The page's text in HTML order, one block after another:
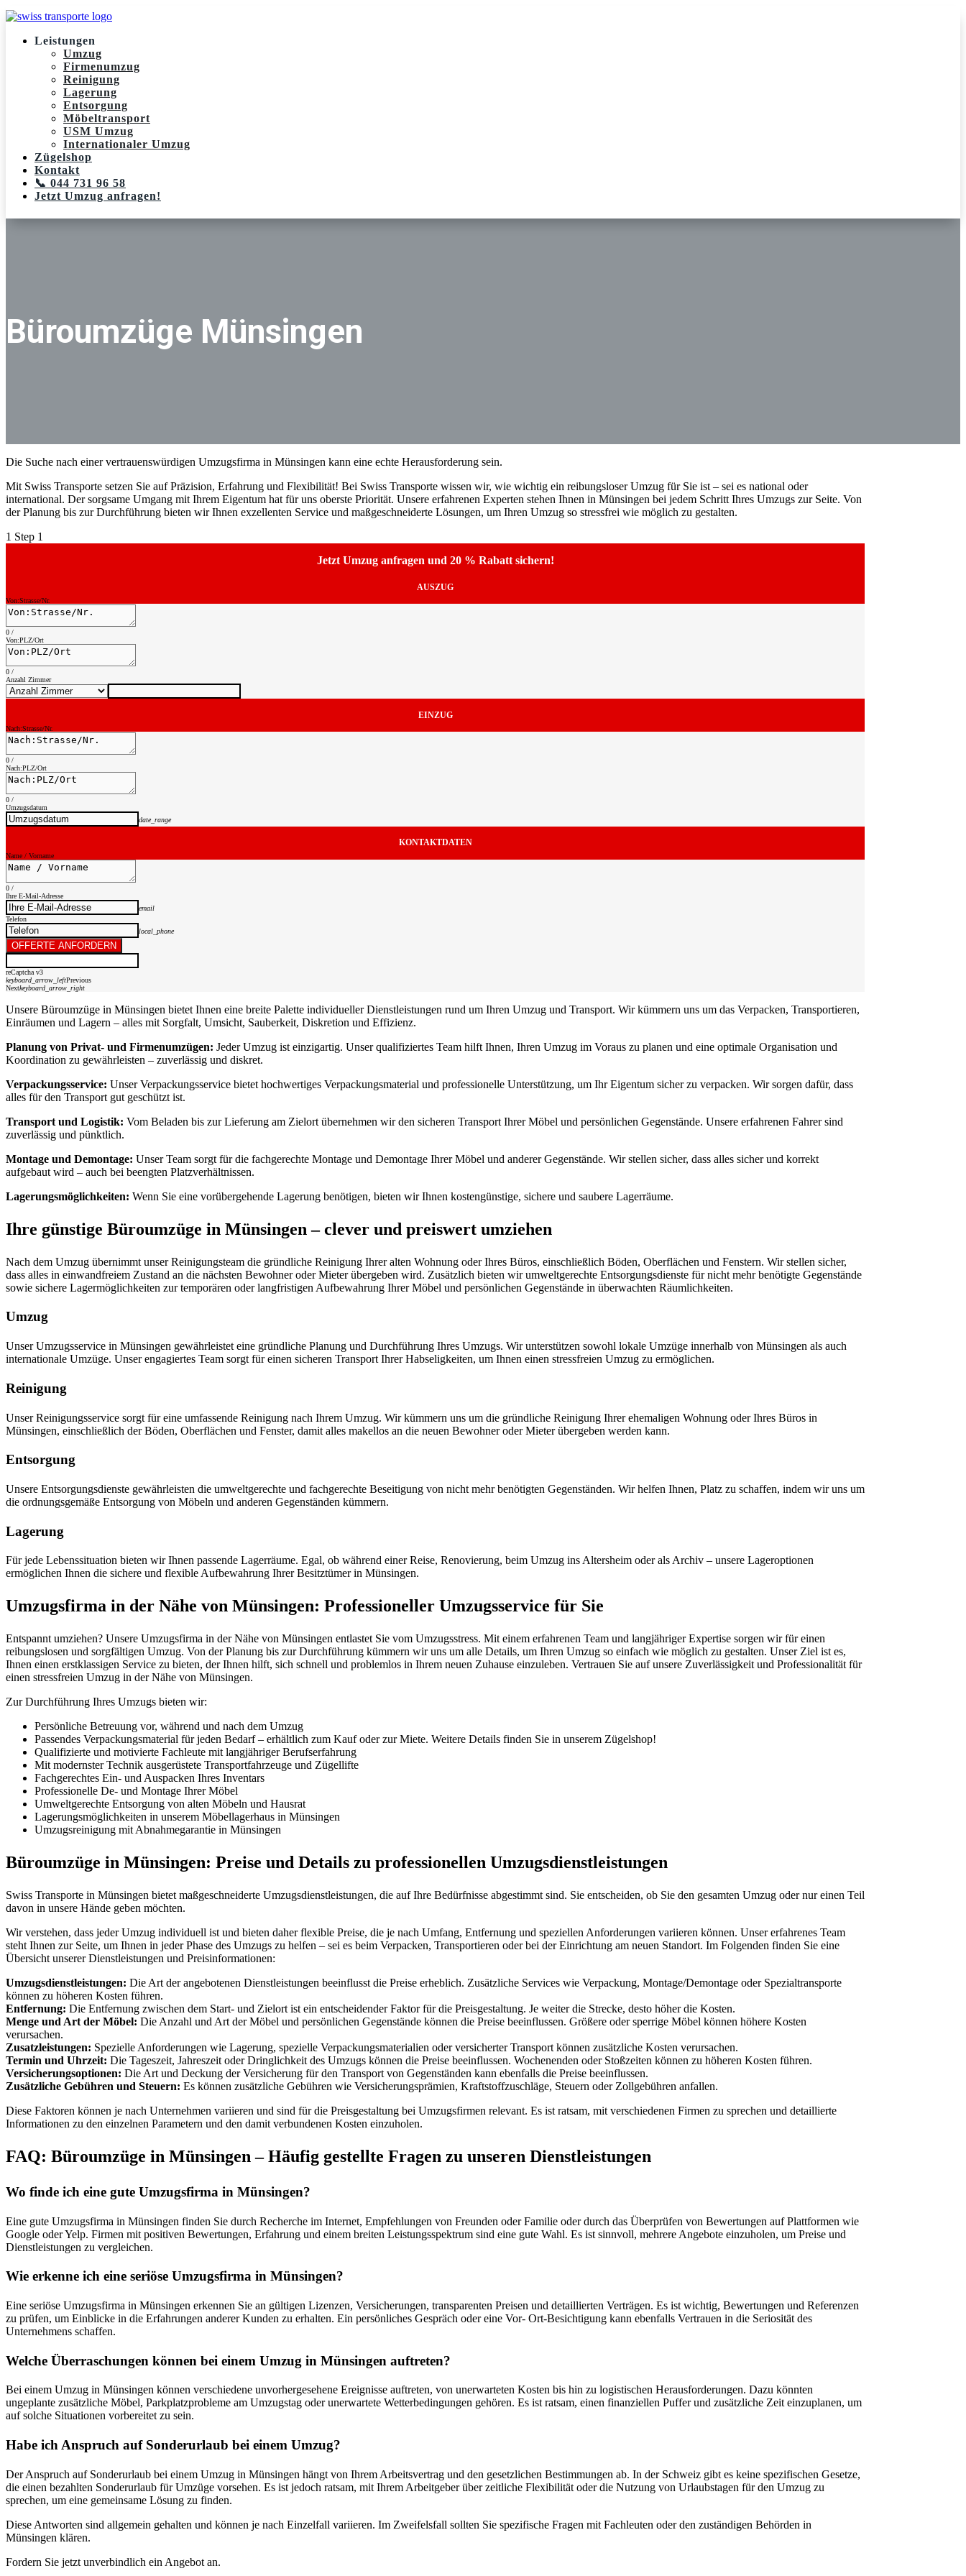
Leistungen
Umzug
Firmenumzug
Reinigung
Lagerung
Entsorgung
Möbeltransport
USM Umzug
Internationaler Umzug
Zügelshop
Kontakt
📞 044 731 96 58
Jetzt Umzug anfragen!
Büroumzüge Münsingen
Die Suche nach einer vertrauenswürdigen Umzugsfirma in Münsingen kann eine echte Herausforderung sein.
Mit Swiss Transporte setzen Sie auf Präzision, Erfahrung und Flexibilität! Bei Swiss Transporte wissen wir, wie wichtig ein reibungsloser Umzug für Sie ist – sei es national oder
international. Der sorgsame Umgang mit Ihrem Eigentum hat für uns oberste Priorität. Unsere erfahrenen Experten stehen Ihnen in Münsingen bei jedem Schritt Ihres Umzugs zur Seite. Von
der Planung bis zur Durchführung bieten wir Ihnen exzellenten Service und maßgeschneiderte Lösungen, um Ihren Umzug so stressfrei wie möglich zu gestalten.
1 Step 1
Jetzt Umzug anfragen und 20 % Rabatt sichern!
AUSZUG
Von:Strasse/Nr.
0 /
Von:PLZ/Ort
0 /
Anzahl Zimmer
EINZUG
Nach:Strasse/Nr.
0 /
Nach:PLZ/Ort
0 /
Umzugsdatum
date_range
KONTAKTDATEN
Name / Vorname
0 /
Ihre E-Mail-Adresse
email
Telefon
local_phone
OFFERTE ANFORDERN
reCaptcha v3
keyboard_arrow_leftPrevious
Nextkeyboard_arrow_right
Unsere Büroumzüge in Münsingen bietet Ihnen eine breite Palette individueller Dienstleistungen rund um Ihren Umzug und Transport. Wir kümmern uns um das Verpacken, Transportieren,
Einräumen und Lagern – alles mit Sorgfalt, Umsicht, Sauberkeit, Diskretion und Effizienz.
Planung von Privat- und Firmenumzügen: Jeder Umzug ist einzigartig. Unser qualifiziertes Team hilft Ihnen, Ihren Umzug im Voraus zu planen und eine optimale Organisation und
Koordination zu gewährleisten – zuverlässig und diskret.
Verpackungsservice: Unser Verpackungsservice bietet hochwertiges Verpackungsmaterial und professionelle Unterstützung, um Ihr Eigentum sicher zu verpacken. Wir sorgen dafür, dass
alles für den Transport gut geschützt ist.
Transport und Logistik: Vom Beladen bis zur Lieferung am Zielort übernehmen wir den sicheren Transport Ihrer Möbel und persönlichen Gegenstände. Unsere erfahrenen Fahrer sind
zuverlässig und pünktlich.
Montage und Demontage: Unser Team sorgt für die fachgerechte Montage und Demontage Ihrer Möbel und anderer Gegenstände. Wir stellen sicher, dass alles sicher und korrekt
aufgebaut wird – auch bei beengten Platzverhältnissen.
Lagerungsmöglichkeiten: Wenn Sie eine vorübergehende Lagerung benötigen, bieten wir Ihnen kostengünstige, sichere und saubere Lagerräume.
Ihre günstige Büroumzüge in Münsingen – clever und preiswert umziehen
Nach dem Umzug übernimmt unser Reinigungsteam die gründliche Reinigung Ihrer alten Wohnung oder Ihres Büros, einschließlich Böden, Oberflächen und Fenstern. Wir stellen sicher,
dass alles in einwandfreiem Zustand an die nächsten Bewohner oder Mieter übergeben wird. Zusätzlich bieten wir umweltgerechte Entsorgungsdienste für nicht mehr benötigte Gegenstände
sowie sichere Lagermöglichkeiten zur temporären oder langfristigen Aufbewahrung Ihrer Möbel und persönlichen Gegenstände in überwachten Räumlichkeiten.
Umzug
Unser Umzugsservice in Münsingen gewährleistet eine gründliche Planung und Durchführung Ihres Umzugs. Wir unterstützen sowohl lokale Umzüge innerhalb von Münsingen als auch
internationale Umzüge. Unser engagiertes Team sorgt für einen sicheren Transport Ihrer Habseligkeiten, um Ihnen einen stressfreien Umzug zu ermöglichen.
Reinigung
Unser Reinigungsservice sorgt für eine umfassende Reinigung nach Ihrem Umzug. Wir kümmern uns um die gründliche Reinigung Ihrer ehemaligen Wohnung oder Ihres Büros in
Münsingen, einschließlich der Böden, Oberflächen und Fenster, damit alles makellos an die neuen Bewohner oder Mieter übergeben werden kann.
Entsorgung
Unsere Entsorgungsdienste gewährleisten die umweltgerechte und fachgerechte Beseitigung von nicht mehr benötigten Gegenständen. Wir helfen Ihnen, Platz zu schaffen, indem wir uns um
die ordnungsgemäße Entsorgung von Möbeln und anderen Gegenständen kümmern.
Lagerung
Für jede Lebenssituation bieten wir Ihnen passende Lagerräume. Egal, ob während einer Reise, Renovierung, beim Umzug ins Altersheim oder als Archiv – unsere Lageroptionen
ermöglichen Ihnen die sichere und flexible Aufbewahrung Ihrer Besitztümer in Münsingen.
Umzugsfirma in der Nähe von Münsingen: Professioneller Umzugsservice für Sie
Entspannt umziehen? Unsere Umzugsfirma in der Nähe von Münsingen entlastet Sie vom Umzugsstress. Mit einem erfahrenen Team und langjähriger Expertise sorgen wir für einen
reibungslosen und sorgfältigen Umzug. Von der Planung bis zur Durchführung kümmern wir uns um alle Details, um Ihren Umzug so einfach wie möglich zu gestalten. Unser Ziel ist es,
Ihnen einen erstklassigen Service zu bieten, der Ihnen hilft, sich schnell und problemlos in Ihrem neuen Zuhause einzuleben. Vertrauen Sie auf unsere Zuverlässigkeit und Professionalität für
einen stressfreien Umzug in der Nähe von Münsingen.
Zur Durchführung Ihres Umzugs bieten wir:
Persönliche Betreuung vor, während und nach dem Umzug
Passendes Verpackungsmaterial für jeden Bedarf – erhältlich zum Kauf oder zur Miete. Weitere Details finden Sie in unserem Zügelshop!
Qualifizierte und motivierte Fachleute mit langjähriger Berufserfahrung
Mit modernster Technik ausgerüstete Transportfahrzeuge und Zügellifte
Fachgerechtes Ein- und Auspacken Ihres Inventars
Professionelle De- und Montage Ihrer Möbel
Umweltgerechte Entsorgung von alten Möbeln und Hausrat
Lagerungsmöglichkeiten in unserem Möbellagerhaus in Münsingen
Umzugsreinigung mit Abnahmegarantie in Münsingen
Büroumzüge in Münsingen: Preise und Details zu professionellen Umzugsdienstleistungen
Swiss Transporte in Münsingen bietet maßgeschneiderte Umzugsdienstleistungen, die auf Ihre Bedürfnisse abgestimmt sind. Sie entscheiden, ob Sie den gesamten Umzug oder nur einen Teil
davon in unsere Hände geben möchten.
Wir verstehen, dass jeder Umzug individuell ist und bieten daher flexible Preise, die je nach Umfang, Entfernung und speziellen Anforderungen variieren können. Unser erfahrenes Team
steht Ihnen zur Seite, um Ihnen in jeder Phase des Umzugs zu helfen – sei es beim Verpacken, Transportieren oder bei der Einrichtung am neuen Standort. Im Folgenden finden Sie eine
Übersicht unserer Dienstleistungen und Preisinformationen:
Umzugsdienstleistungen: Die Art der angebotenen Dienstleistungen beeinflusst die Preise erheblich. Zusätzliche Services wie Verpackung, Montage/Demontage oder Spezialtransporte
können zu höheren Kosten führen.
Entfernung: Die Entfernung zwischen dem Start- und Zielort ist ein entscheidender Faktor für die Preisgestaltung. Je weiter die Strecke, desto höher die Kosten.
Menge und Art der Möbel: Die Anzahl und Art der Möbel und persönlichen Gegenstände können die Preise beeinflussen. Größere oder sperrige Möbel können höhere Kosten
verursachen.
Zusatzleistungen: Spezielle Anforderungen wie Lagerung, spezielle Verpackungsmaterialien oder versicherter Transport können zusätzliche Kosten verursachen.
Termin und Uhrzeit: Die Tageszeit, Jahreszeit oder Dringlichkeit des Umzugs können die Preise beeinflussen. Wochenenden oder Stoßzeiten können zu höheren Kosten führen.
Versicherungsoptionen: Die Art und Deckung der Versicherung für den Transport von Gegenständen kann ebenfalls die Preise beeinflussen.
Zusätzliche Gebühren und Steuern: Es können zusätzliche Gebühren wie Versicherungsprämien, Kraftstoffzuschläge, Steuern oder Zollgebühren anfallen.
Diese Faktoren können je nach Unternehmen variieren und sind für die Preisgestaltung bei Umzugsfirmen relevant. Es ist ratsam, mit verschiedenen Firmen zu sprechen und detaillierte
Informationen zu den einzelnen Parametern und den damit verbundenen Kosten einzuholen.
FAQ: Büroumzüge in Münsingen – Häufig gestellte Fragen zu unseren Dienstleistungen
Wo finde ich eine gute Umzugsfirma in Münsingen?
Eine gute Umzugsfirma in Münsingen finden Sie durch Recherche im Internet, Empfehlungen von Freunden oder Familie oder durch das Überprüfen von Bewertungen auf Plattformen wie
Google oder Yelp. Firmen mit positiven Bewertungen, Erfahrung und einem breiten Leistungsspektrum sind eine gute Wahl. Es ist sinnvoll, mehrere Angebote einzuholen, um Preise und
Dienstleistungen zu vergleichen.
Wie erkenne ich eine seriöse Umzugsfirma in Münsingen?
Eine seriöse Umzugsfirma in Münsingen erkennen Sie an gültigen Lizenzen, Versicherungen, transparenten Preisen und detaillierten Verträgen. Es ist wichtig, Bewertungen und Referenzen
zu prüfen, um Einblicke in die Erfahrungen anderer Kunden zu erhalten. Ein persönliches Gespräch oder eine Vor- Ort-Besichtigung kann ebenfalls Vertrauen in die Seriosität des
Unternehmens schaffen.
Welche Überraschungen können bei einem Umzug in Münsingen auftreten?
Bei einem Umzug in Münsingen können verschiedene unvorhergesehene Ereignisse auftreten, von unerwarteten Kosten bis hin zu logistischen Herausforderungen. Dazu könnten
ungeplante zusätzliche Möbel, Parkplatzprobleme am Umzugstag oder unerwartete Wetterbedingungen gehören. Es ist ratsam, einen finanziellen Puffer und zusätzliche Zeit einzuplanen, um
auf solche Situationen vorbereitet zu sein.
Habe ich Anspruch auf Sonderurlaub bei einem Umzug?
Der Anspruch auf Sonderurlaub bei einem Umzug in Münsingen hängt von Ihrem Arbeitsvertrag und den gesetzlichen Bestimmungen ab. In der Schweiz gibt es keine spezifischen Gesetze,
die einen bezahlten Sonderurlaub für Umzüge vorsehen. Es ist jedoch ratsam, mit Ihrem Arbeitgeber über zeitliche Flexibilität oder die Nutzung von Urlaubstagen für den Umzug zu
sprechen, um eine gemeinsame Lösung zu finden.
Diese Antworten sind allgemein gehalten und können je nach Einzelfall variieren. Im Zweifelsfall sollten Sie spezifische Fragen mit Fachleuten oder den zuständigen Behörden in
Münsingen klären.
Fordern Sie jetzt unverbindlich ein Angebot an.